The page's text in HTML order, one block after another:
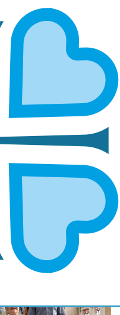
ИСКУССТВА
мечту жителям